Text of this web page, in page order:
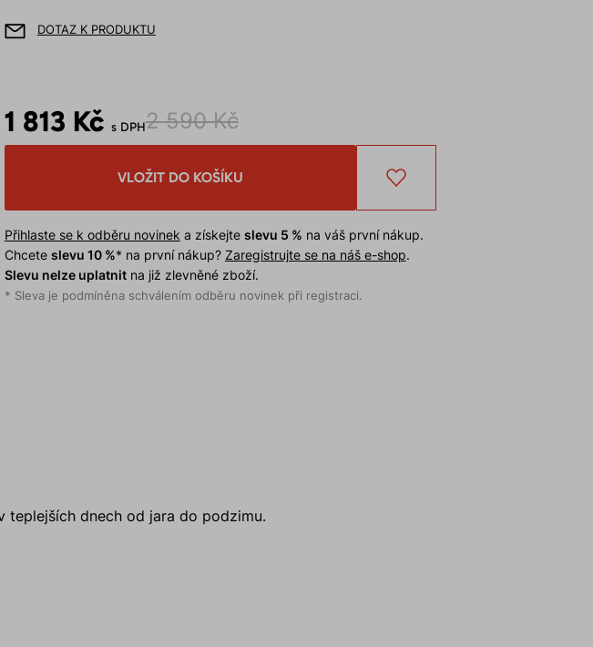
DOTAZ K PRODUKTU
1 813 Kč s DPH2 590 Kč
VLOŽIT DO KOŠÍKU
Přihlaste se k odběru novinek a získejte slevu 5 % na váš první nákup.
Chcete slevu 10 %* na první nákup? Zaregistrujte se na náš e-shop.
Slevu nelze uplatnitna již zlevněné zboží.
* Sleva je podmíněna schválením odběru novinek při registraci.
dnech od jara do podzimu.